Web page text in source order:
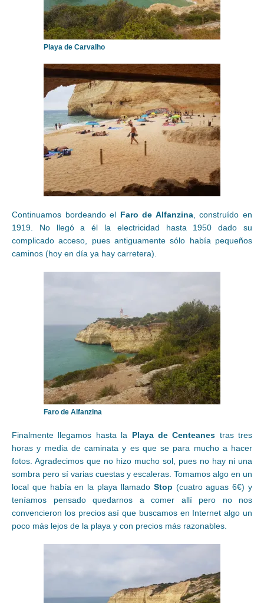
Playa de Carvalho
Continuamos bordeando el Faro de Alfanzina, construído en
1919. No llegó a él la electricidad hasta 1950 dado su
complicado acceso, pues antiguamente sólo había pequeños
caminos (hoy en día ya hay carretera).
Faro de Alfanzina
Finalmente llegamos hasta la Playa de Centeanes tras tres
horas y media de caminata y es que se para mucho a hacer
fotos. Agradecimos que no hizo mucho sol, pues no hay ni una
sombra pero sí varias cuestas y escaleras. Tomamos algo en un
local que había en la playa llamado Stop (cuatro aguas 6€) y
teníamos pensado quedarnos a comer allí pero no nos
convencieron los precios así que buscamos en Internet algo un
poco más lejos de la playa y con precios más razonables.